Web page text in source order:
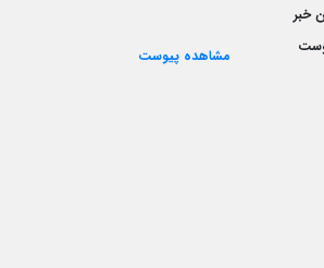
خبر
مشاهده پیوست